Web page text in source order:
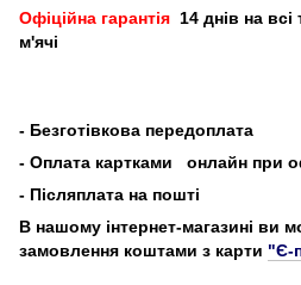
Офіційна гарантія 14 днів на
м'ячі
- Безготівкова передоплата
- Оплата картками
онлайн при
- Післяплата на пошті
В нашому інтернет-магазині ви
замовлення коштами з карти "Є-